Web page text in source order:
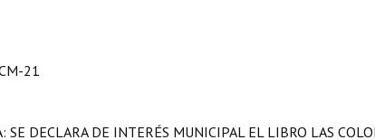
21
SE DECLARA DE INTERÉS MUNICIPAL EL LIBRO LAS